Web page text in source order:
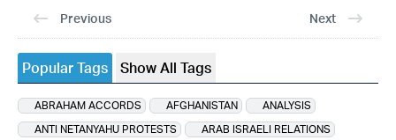
Previous Next
Popular Tags Show All Tags
ABRAHAM ACCORDS AFGHANISTAN
ANALYSIS
ANTI NETANYAHU PROTESTS
ARAB ISRAELI RELATIONS